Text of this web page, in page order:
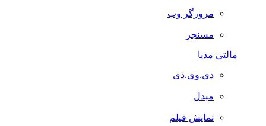
مرورگر وب
مسنجر
مالتی مدیا
دی.وی.دی
مبدل
نمایش فیلم